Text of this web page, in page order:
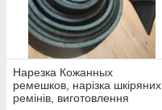
Нарезка Кожанных
ремешков, нарізка шкіряних
ремінів, виготовлення